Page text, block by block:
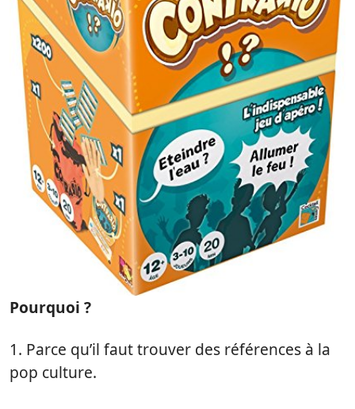
Pourquoi ?
1. Parce qu’il faut trouver des références à la
pop culture.